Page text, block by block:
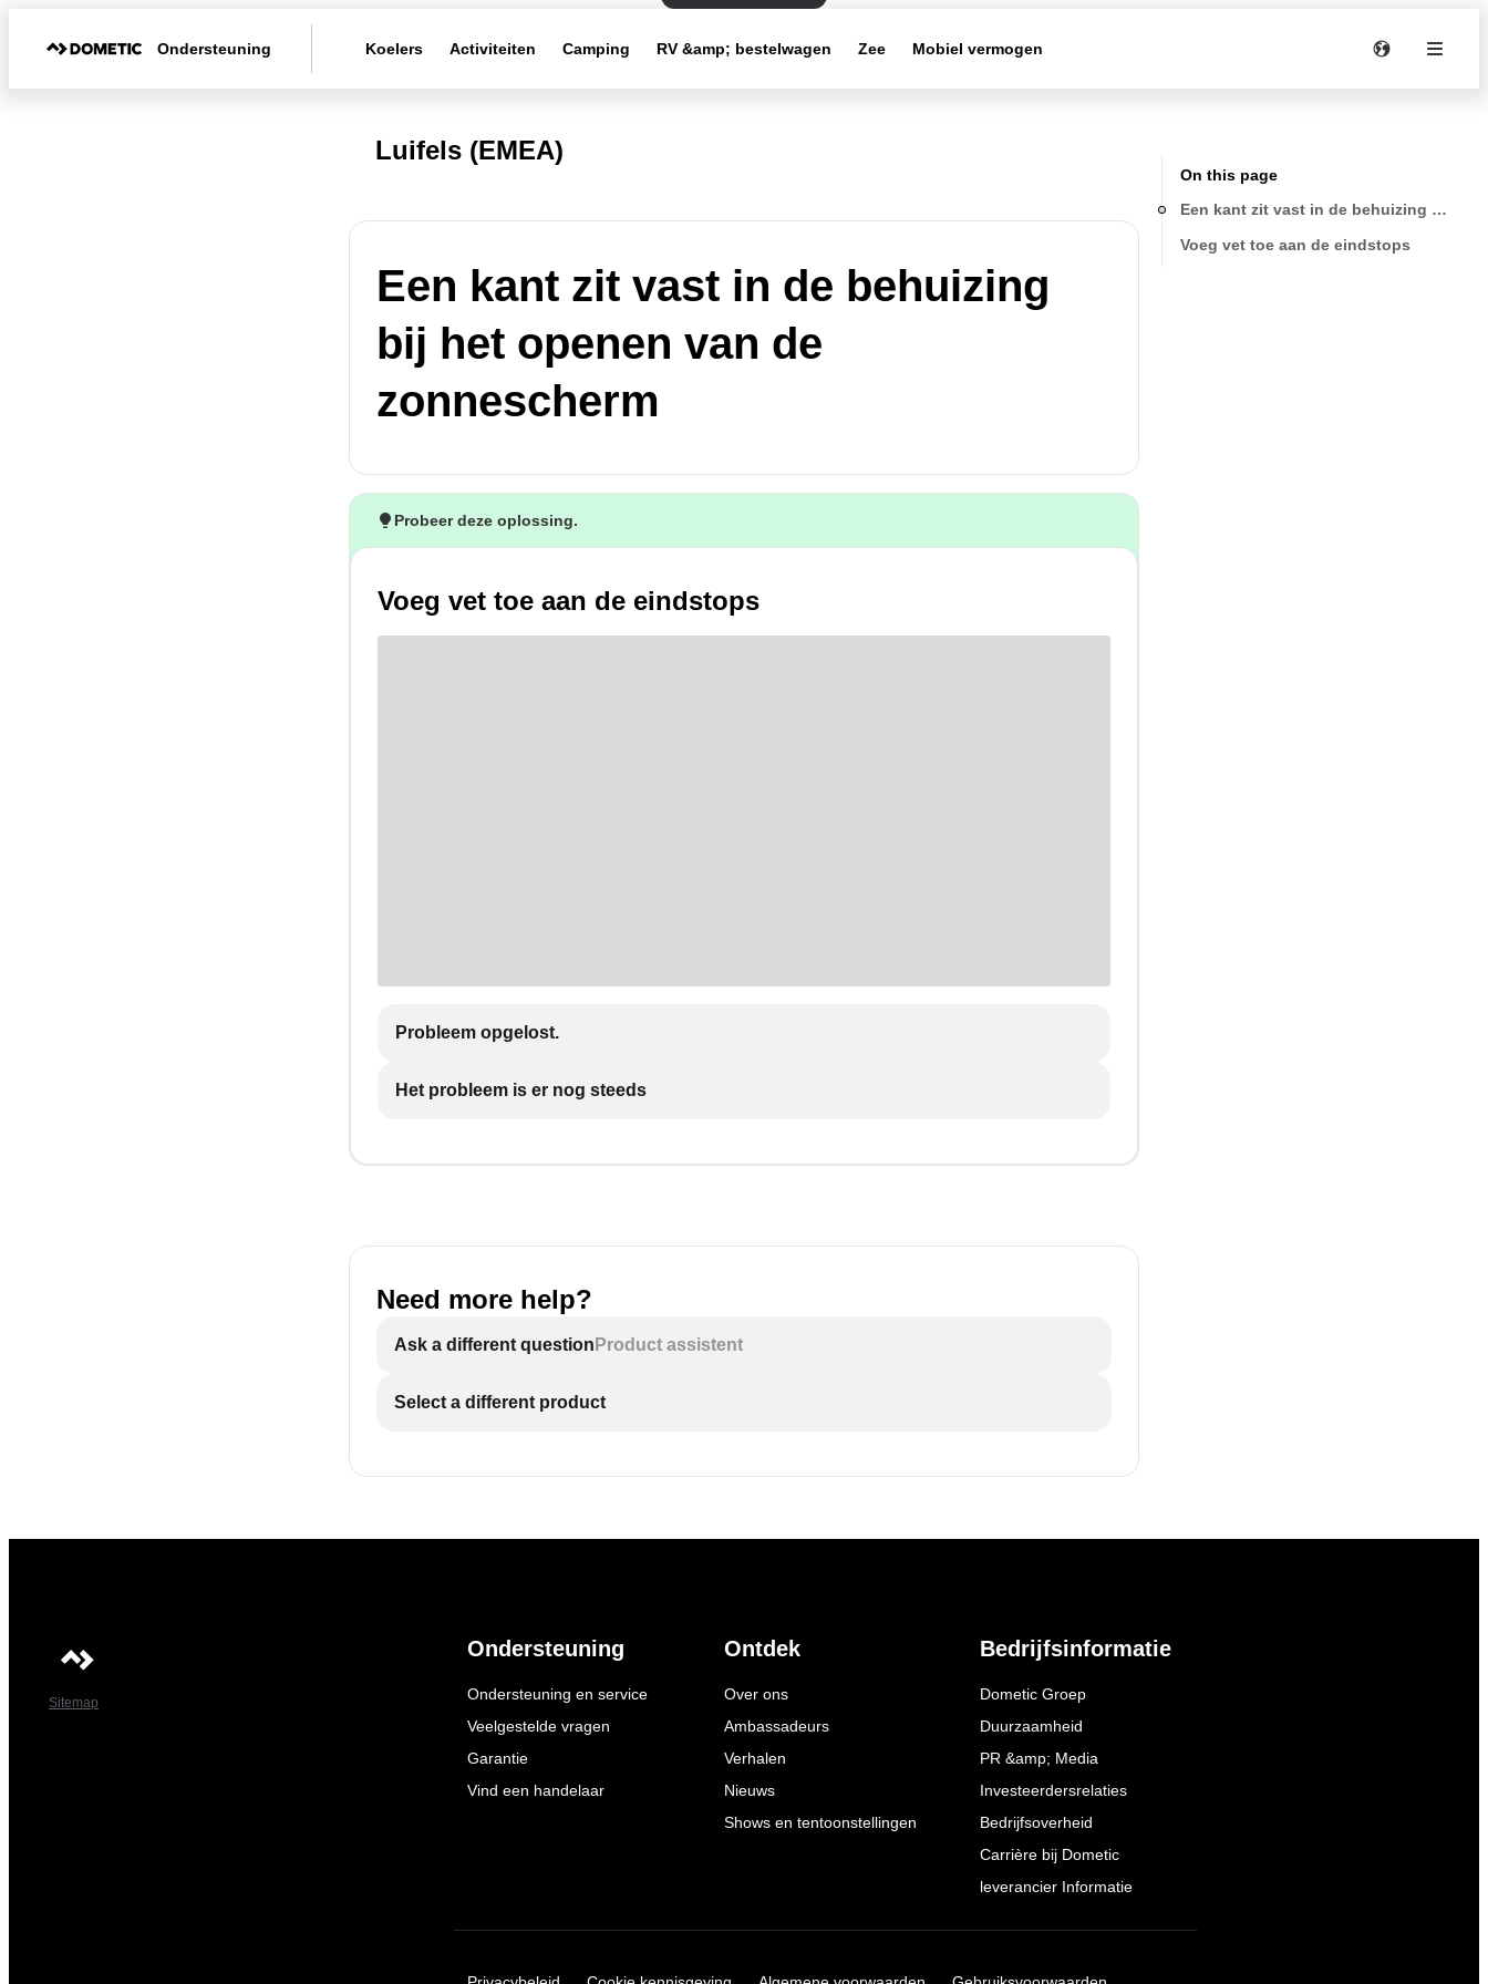
Ondersteuning Koelers Activiteiten Camping RV &amp; bestelwagen Zee Mobiel vermogen
Luifels (EMEA)
Een kant zit vast in de behuizing
bij het openen van de
zonnescherm
Probeer deze oplossing.
Voeg vet toe aan de eindstops
Probleem opgelost.
Het probleem is er nog steeds
Need more help?
Ask a different question Product assistent
Select a different product
On this page
Een kant zit vast in de behuizing bij het
Voeg vet toe aan de eindstops
Sitemap
Ondersteuning
Ondersteuning en service
Veelgestelde vragen
Garantie
Vind een handelaar
Ontdek
Over ons
Ambassadeurs
Verhalen
Nieuws
Shows en tentoonstellingen
Bedrijfsinformatie
Dometic Groep
Duurzaamheid
PR &amp; Media
Investeerdersrelaties
Bedrijfsoverheid
Carrière bij Dometic
leverancier Informatie